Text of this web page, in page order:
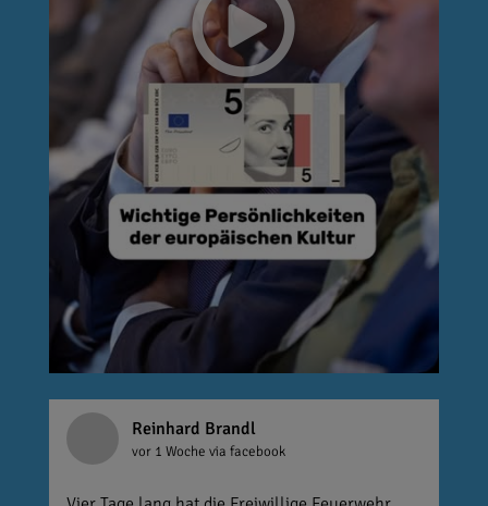
Reinhard Brandl
vor 1 Woche via facebook